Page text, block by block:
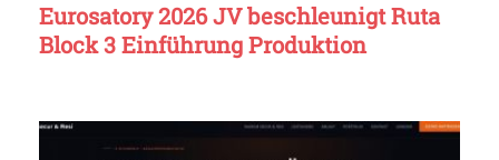
Eurosatory 2026 JV beschleunigt Ruta
Block 3 Einführung Produktion